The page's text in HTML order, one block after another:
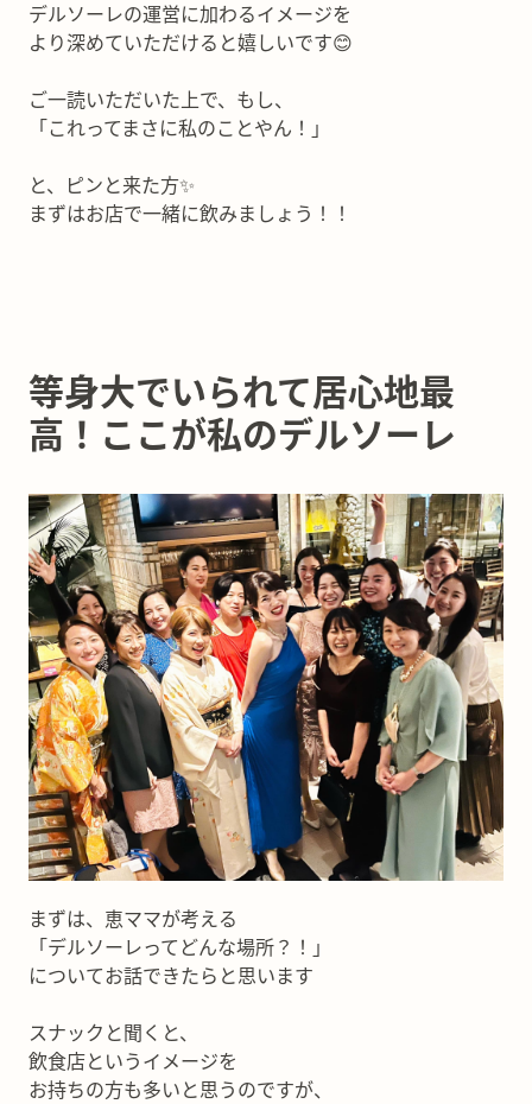
デルソーレの運営に加わるイメージを
より深めていただけると嬉しいです😊
ご一読いただいた上で、もし、
「これってまさに私のことやん！」
と、ピンと来た方✨
まずはお店で一緒に飲みましょう！！
等身大でいられて居心地最
高！ここが私のデルソーレ
まずは、恵ママが考える
「デルソーレってどんな場所？！」
についてお話できたらと思います
スナックと聞くと、
飲食店というイメージを
お持ちの方も多いと思うのですが、